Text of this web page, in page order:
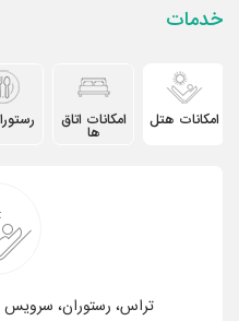
خدمات
امکانات هتل امکانات اتاق
ها
تراس، رستوران، سرویس